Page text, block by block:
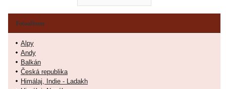
Fotoalbum
Alpy
Andy
Balkán
Česká republika
Himálaj, Indie - Ladakh